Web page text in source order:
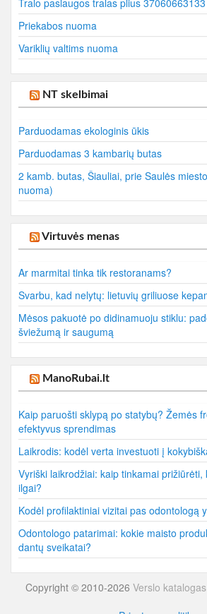
Priekabos nuoma
Variklių valtims nuoma
NT skelbimai
Parduodamas ekologinis ūkis
Parduodamas 3 kambarių butas
2 kamb. butas, Šiauliai, prie Saulės
nuoma)
Virtuvės menas
Ar marmitai tinka tik restoranams?
Svarbu, kad nelytų: lietuvių griliuose
Mėsos pakuotė po didinamuoju stiklu:
šviežumą ir saugumą
ManoRubai.lt
Kaip paruošti sklypą po statybų? Žemės
efektyvus sprendimas
Laikrodis: kodėl verta investuoti į
Vyriški laikrodžiai: kaip tinkamai prižiūrėti,
ilgai?
Kodėl profilaktiniai vizitai pas odontologą
Odontologo patarimai: kokie maisto
dantų sveikatai?
Copyright © 2010-2026 Verslo katalogas